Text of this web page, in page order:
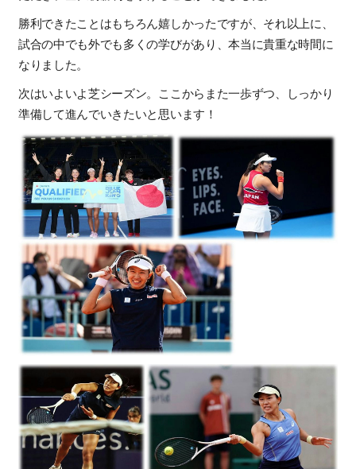
勝利できたことはもちろん嬉しかったですが、それ以上に、
試合の中でも外でも多くの学びがあり、本当に貴重な時間に
なりました。
次はいよいよ芝シーズン。ここからまた一歩ずつ、しっかり
準備して進んでいきたいと思います！